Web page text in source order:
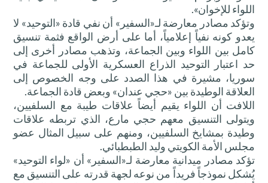
اللواء للإخوان».
وتؤكد مصادر معارضة لـ«السفير» أن نفي قادة «التوحيد» لا
يعدو كونه نفياً إعلامياً، أما على أرض الواقع فثمة تنسيق
كامل بين اللواء وبين الجماعة، وتذهب مصادر أخرى إلى
حد اعتبار التوحيد الذراع العسكرية الأولى للجماعة في
سوريا، مشيرة في هذا الصدد على وجه الخصوص إلى
العلاقة الوطيدة بين «حجي عندان» وبعض قادة الجماعة.
اللافت أن اللواء يقيم أيضاً علاقات طيبة مع السلفيين،
ويتولى التنسيق معهم حجي مارع، الذي تربطه علاقات
وطيدة بمشايخ السلفيين، ومنهم على سبيل المثال عضو
مجلس الأمة الكويتي وليد الطبطبائي.
تؤكد مصادر ميدانية معارضة لـ«السفير» أن «لواء التوحيد»
يُشكل نموذجاً فريداً من نوعه لجهة قدرته على التنسيق مع